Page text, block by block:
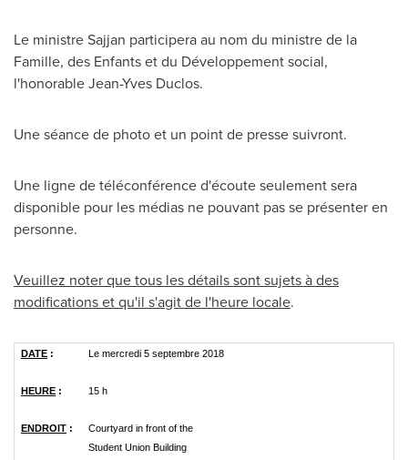
Le ministre Sajjan participera au nom du ministre de la
Famille, des Enfants et du Développement social,
l'honorableJean-Yves Duclos.
Une séance de photo et un point de presse suivront.
Une ligne de téléconférence d'écoute seulement sera
disponible pour les médias ne pouvant pas se présenter en
personne.
Veuillez noter que tous les détails sont sujets à des
modifications et qu'il s'agit de l'heure locale.
DATE : Le mercredi 5 septembre 2018
HEURE : 15 h
ENDROIT :
Courtyard in front of the
Student Union Building